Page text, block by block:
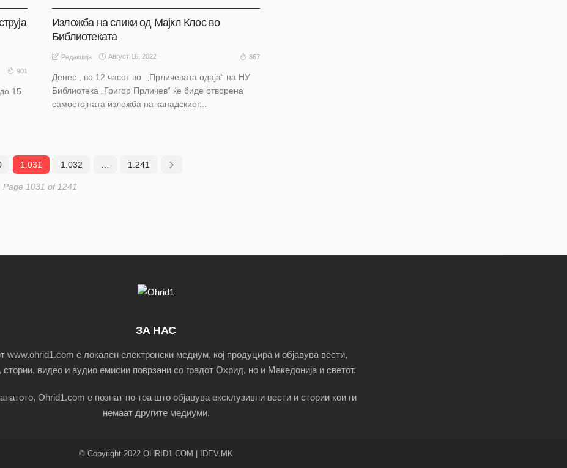
901
15
Изложба на слики од Мајкл Клос во
Библиотеката
Редакција Август 16, 2022 867
Денес , во 12 часот во „Прличевата одаја“ на НУ
Библиотека „Григор Прличев“ ќе биде отворена
самостојната изложба на канадскиот...
1.031 1.032 1.241
Page 1031 of 1241
ЗА НАС
www.ohrid1.com е локален електронски медиум, кој продуцира и објавува вести,
стории, видео и аудио емисии поврзани со градот Охрид, но и Македонија и светот.
Ohrid1.com е познат по тоа што објавува ексклузивни вести и стории кои ги
немаат другите медиуми.
© Copyright 2022 OHRID1.COM | IDEV.MK